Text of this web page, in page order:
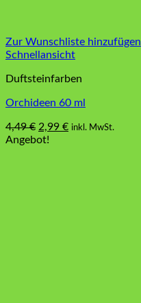
Zur Wunschliste hinzufügen
Schnellansicht
Duftsteinfarben
Orchideen 60 ml
4,49€ Ursprünglicher
Preis
2,99 €Aktueller
inkl. MwSt.
Angebot!